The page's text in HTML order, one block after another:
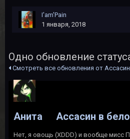
I'am'Pain
1 января, 2018
Одно обновление
Смотреть все обновления от
Анита Ассасин в
Нет, я овощь (XDDD) и вообще мисс